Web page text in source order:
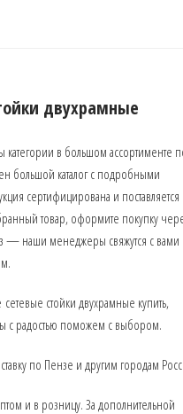
двухрамные
категории в большом ассортименте
большой каталог с подробными
сертифицирована и поставляется
товар, оформите покупку
— наши менеджеры свяжутся с вами
стойки двухрамные купить,
с радостью поможем с выбором.
по Пензе и другим городам
и в розницу. За дополнительной